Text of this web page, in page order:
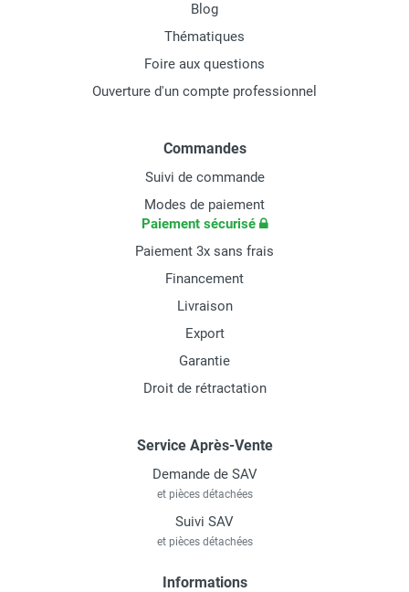
Blog
Thématiques
Foire aux questions
Ouverture d'un compte professionnel
Commandes
Suivi de commande
Modes de paiement
Paiement sécurisé
Paiement 3x sans frais
Financement
Livraison
Export
Garantie
Droit de rétractation
Service Après-Vente
Demande de SAV
et pièces détachées
Suivi SAV
et pièces détachées
Informations